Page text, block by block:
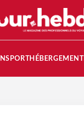
HÉBERGEMENT